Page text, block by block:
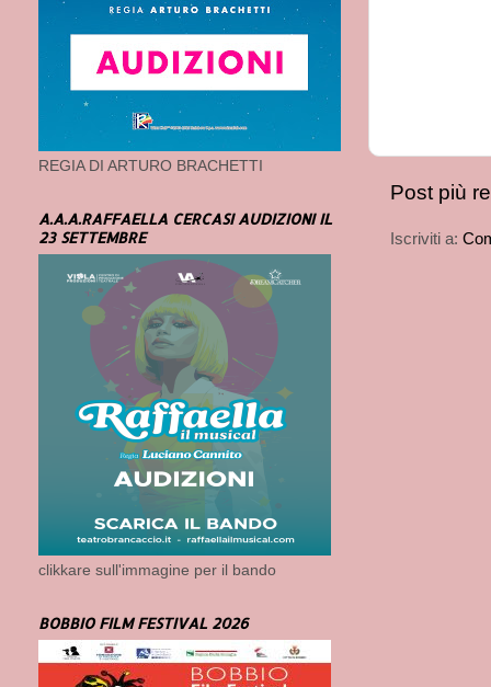
Post più
Iscriviti a:
REGIA DI ARTURO BRACHETTI
A.A.A.RAFFAELLA CERCASI AUDIZIONI IL
23 SETTEMBRE
clikkare sull'immagine per il bando
BOBBIO FILM FESTIVAL 2026